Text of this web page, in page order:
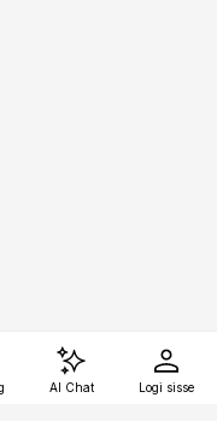
AI Chat Logi sisse